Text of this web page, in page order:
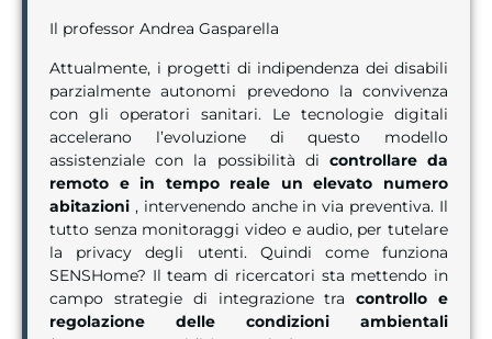
Il professor Andrea Gasparella
Attualmente, i progetti di indipendenza dei disabili
parzialmente autonomi prevedono la convivenza
con gli operatori sanitari. Le tecnologie digitali
accelerano l’evoluzione di questo modello
assistenziale con la possibilità di controllare da
remoto e in tempo reale un elevato numero
abitazioni , intervenendo anche in via preventiva. Il
tutto senza monitoraggi video e audio, per tutelare
la privacy degli utenti. Quindi come funziona
SENSHome? Il team di ricercatori sta mettendo in
campo strategie di integrazione tracontrollo e
regolazione delle condizioni ambientali